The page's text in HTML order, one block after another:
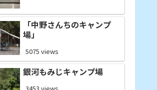
「中野さんちのキャンプ
場」
5075 views
銀河もみじキャンプ場